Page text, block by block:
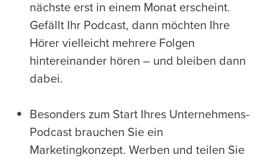
nächste erst in einem Monat erscheint.
Gefällt Ihr Podcast, dann möchten Ihre
Hörer vielleicht mehrere Folgen
hintereinander hören – und bleiben dann
dabei.
Besonders zum Start Ihres Unternehmens-
Podcast brauchen Sie ein
Marketingkonzept. Werben und teilen Sie